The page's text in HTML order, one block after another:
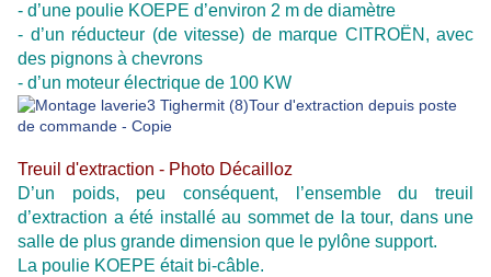
- d’une poulie KOEPE d’environ 2 m de diamètre
- d’un réducteur (de vitesse) de marque CITROËN, avec
des pignons à chevrons
- d’un moteur électrique de 100 KW
Treuil d'extraction - Photo Décailloz
D’un poids, peu conséquent, l’ensemble du treuil
d’extraction a été installé au sommet de la tour, dans une
salle de plus grande dimension que le pylône support.
La poulie KOEPE était bi-câble.